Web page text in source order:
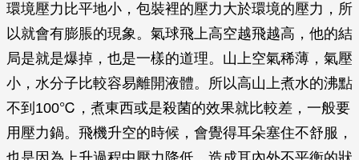
環境壓力比平地小，包裝裡的壓力大於環境的壓力，所
以就會有膨脹的現象。氣球飛上高空越飛越高，他的結
局是就是爆掉，也是一樣的道理。山上空氣稀薄，氣壓
小，水分子比較容易離開液體。所以高山上煮水的沸點
不到100℃，煮東西或是殺菌的效果就比較差，一般要
用壓力鍋。飛機升空的時候，會覺得耳朵塞住不舒服，